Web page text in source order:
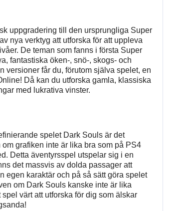
uppgradering till den ursprungliga Super
nya verktyg att utforska för att uppleva
De teman som fanns i första Super
fantastiska öken-, snö-, skogs- och
versioner får du, förutom själva spelet, en
Då kan du utforska gamla, klassiska
med lukrativa vinster.
spelet Dark Souls är det
grafiken inte är lika bra som på PS4
Detta äventyrsspel utspelar sig i en
det massvis av dolda passager att
egen karaktär och på så sätt göra spelet
om Dark Souls kanske inte är lika
värt att utforska för dig som älskar